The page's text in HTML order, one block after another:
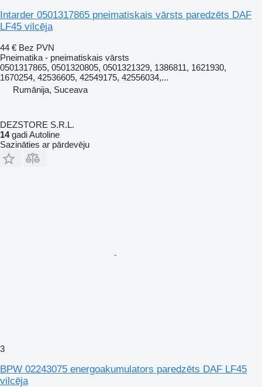
Intarder 0501317865 pneimatiskais vārsts paredzēts DAF
LF45 vilcēja
44 € Bez PVN
Pneimatika - pneimatiskais vārsts
0501317865, 0501320805, 0501321329, 1386811, 1621930,
1670254, 42536605, 42549175, 42556034,...
Rumānija, Suceava
DEZSTORE S.R.L.
14gadi Autoline
Sazināties ar pārdevēju
3
BPW 02243075 energoakumulators paredzēts DAF LF45
vilcēja